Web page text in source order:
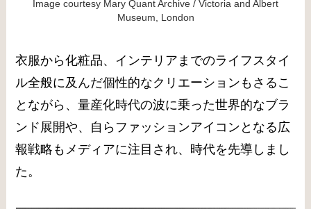
Image courtesy Mary Quant Archive / Victoria and Albert
Museum, London
衣服から化粧品、インテリアまでのライフスタイ
ル全般に及んだ個性的なクリエーションもさるこ
とながら、量産化時代の波に乗った世界的なブラ
ンド展開や、自らファッションアイコンとなる広
報戦略もメディアに注目され、時代を先導しまし
た。